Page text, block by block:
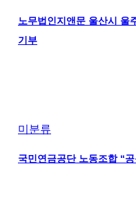
노무법인지앤문 울산시 울
기부
미분류
국민연금공단 노동조합 “